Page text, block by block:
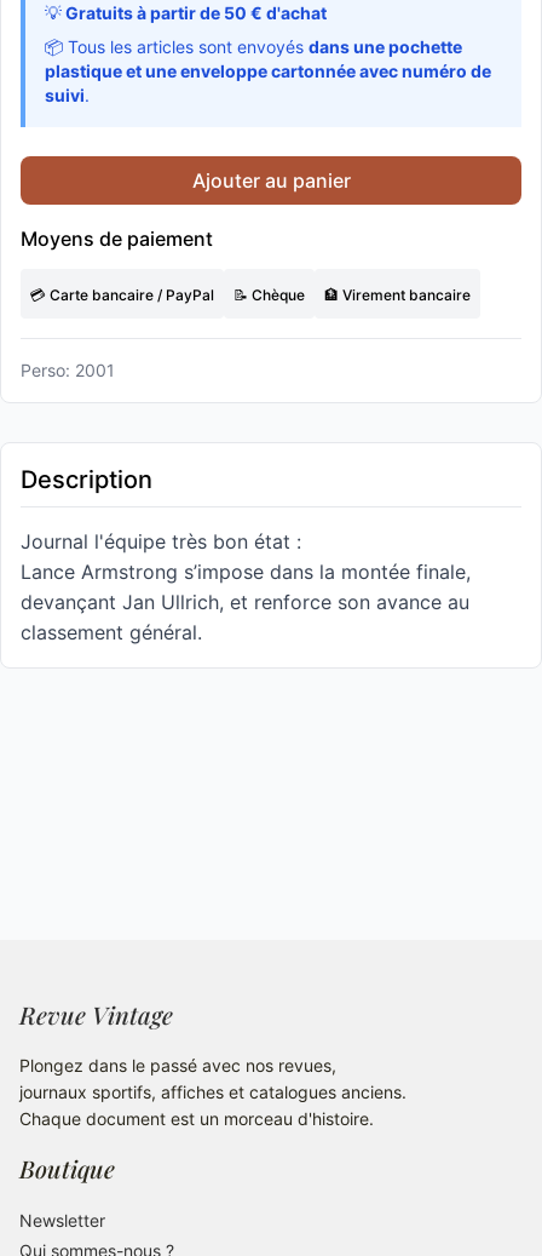
💡Gratuits à partir de 50 € d'achat
📦 Tous les articles sont envoyés dans une pochette
plastique et une enveloppe cartonnée avec numéro de
suivi.
Ajouter au panier
Moyens de paiement
💳 Carte bancaire / PayPal 📝 Chèque 🏦 Virement bancaire
Perso: 2001
Description
Journal l'équipe très bon état :
Lance Armstrong s’impose dans la montée finale,
devançant Jan Ullrich, et renforce son avance au
classement général.
Revue Vintage
Plongez dans le passé avec nos revues,
journaux sportifs, affiches et catalogues anciens.
Chaque document est un morceau d'histoire.
Boutique
Newsletter
Qui sommes-nous ?